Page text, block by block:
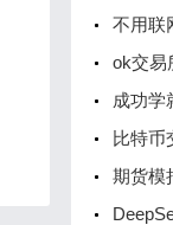
不用联网游
ok交易所
成功学
比特币
期货模